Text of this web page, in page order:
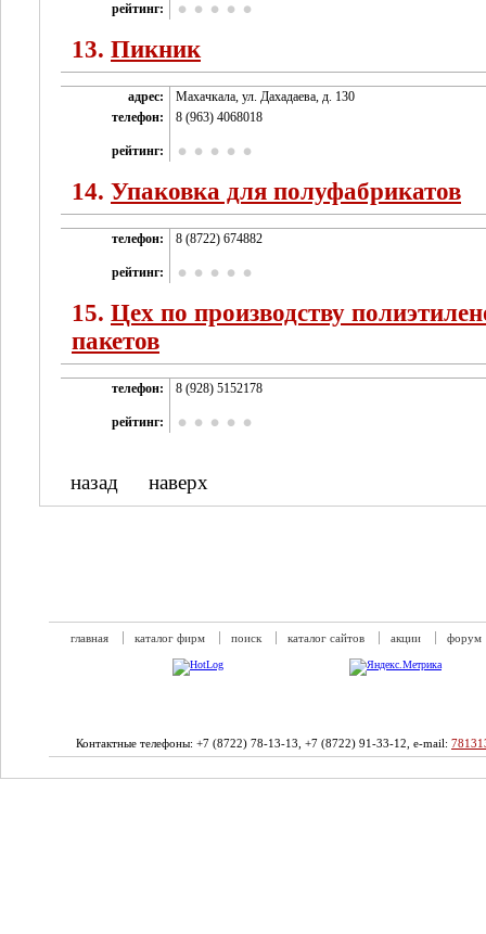
рейтинг:
13. Пикник
адрес:
Махачкала, ул. Дахадаева, д. 130
телефон:
8 (963) 4068018
рейтинг:
14. Упаковка для полуфабрикатов
телефон: 8 (8722) 674882
рейтинг:
15. Цех по производству
пакетов
телефон: 8 (928) 5152178
рейтинг:
назад наверх
главная каталог фирм поиск каталог сайтов акции форум
Контактные телефоны: +7 (8722) 78-13-13, +7 (8722) 91-33-12, e-mail: